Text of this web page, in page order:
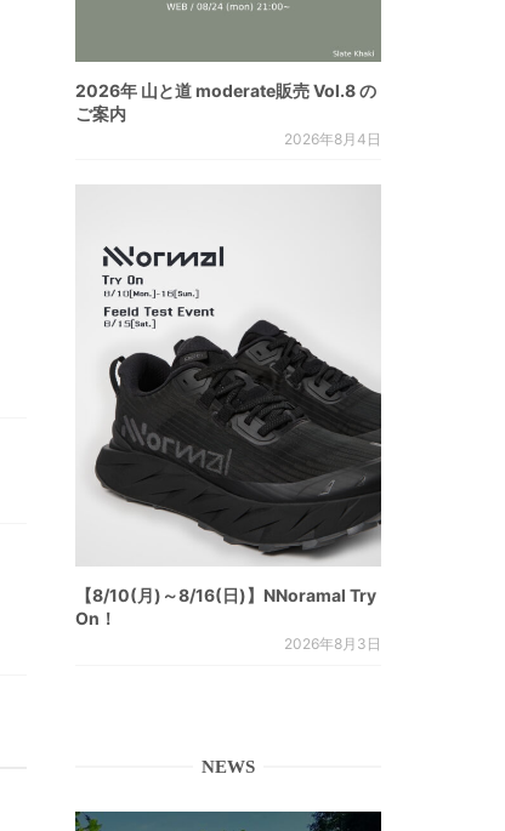
2026年 山と道 moderate販売 Vol.8 の
ご案内
2026年8月4日
【8/10(月)～8/16(日)】NNoramal Try
On！
2026年8月3日
NEWS